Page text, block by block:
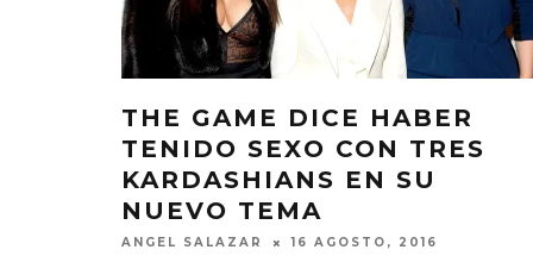
THE GAME DICE HABER
TENIDO SEXO CON TRES
KARDASHIANS EN SU
NUEVO TEMA
ANGEL SALAZAR 16 AGOSTO, 2016